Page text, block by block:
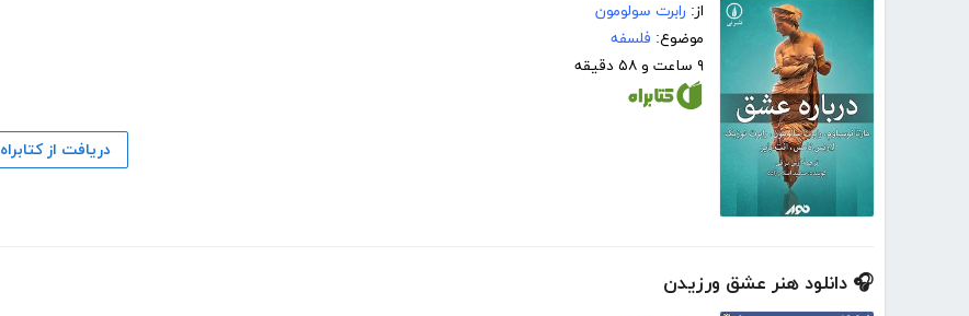
از: رابرت سولومون
موضوع: فلسفه
۹ ساعت و ۵۸ دقیقه
دریافت از کتابراه
🎧 دانلود هنر عشق ورزیدن